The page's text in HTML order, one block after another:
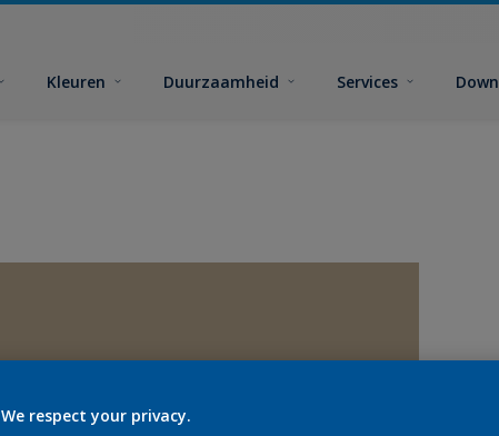
Kleuren Duurzaamheid Services
We respect your privacy.